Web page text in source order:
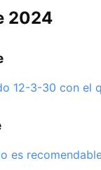
2024
12-3-30 con el
es